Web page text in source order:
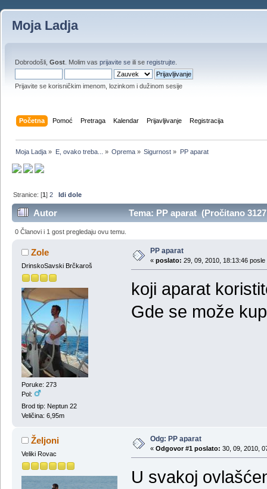
Moja Ladja
Dobrodošli, Gost . Molim vas prijavite se ili se registrujte
Prijavite se korisničkim imenom, lozinkom i dužinom sesije
Početna Pomoć Pretraga Kalendar Prijavljivanje Registracija
Moja Ladja » E, ovako treba... » Oprema» Sigurnost » PP aparat
Stranice: [1]2 Idi dole
Autor Tema: PP aparat (Pročitano
0 Članovi i 1 gost pregledaju ovu temu.
Zole
DrinskoSavski Brčkaroš
Poruke: 273
Pol:
Brod tip: Neptun 22
Veličina: 6,95m
PP aparat
« poslato: 29, 09, 2010, 18:13:46 posle
koji aparat
Gde se može
Željoni
Veliki Rovac
Odg: PP aparat
« Odgovor #1 poslato: 30, 09, 2010,
U svakoj